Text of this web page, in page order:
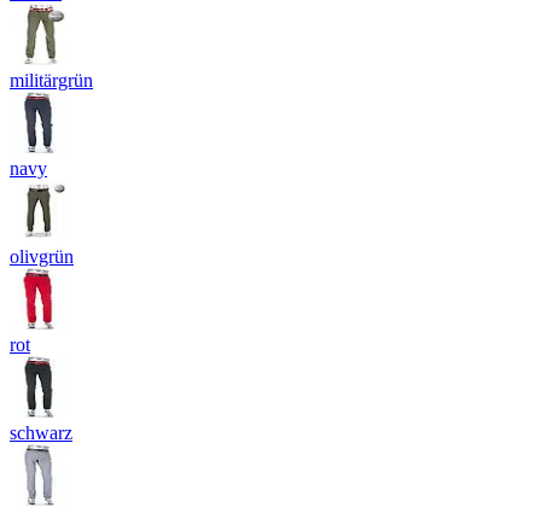
militärgrün
navy
olivgrün
rot
schwarz